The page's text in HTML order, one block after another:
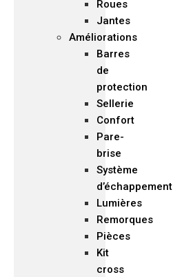
Roues
Jantes
Améliorations
Barres
de
protection
Sellerie
Confort
Pare-
brise
Système
d’échappement
Lumières
Remorques
Pièces
Kit
cross